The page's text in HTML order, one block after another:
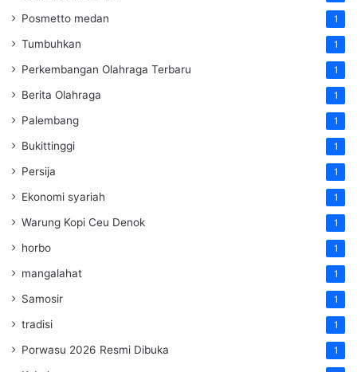
Posmetto medan 1
Tumbuhkan 1
Perkembangan Olahraga Terbaru 1
Berita Olahraga 1
Palembang 1
Bukittinggi 1
Persija 1
Ekonomi syariah 1
Warung Kopi Ceu Denok 1
horbo 1
mangalahat 1
Samosir 1
tradisi 1
Porwasu 2026 Resmi Dibuka 1